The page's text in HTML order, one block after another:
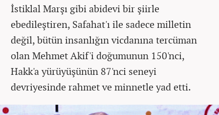
İstiklal Marşı gibi abidevi bir şiirle
ebedileştiren, Safahat'ı ile sadece milletin
değil, bütün insanlığın vicdanına tercüman
olan Mehmet Akif'i doğumunun 150'nci,
Hakk'a yürüyüşünün 87'nci seneyi
devriyesinde rahmet ve minnetle yad etti.